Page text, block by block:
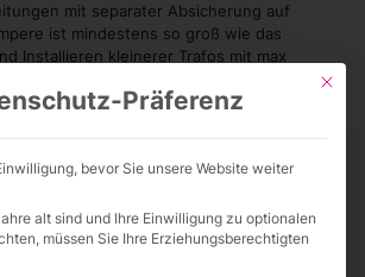
mit separater Absicherung auf
ist mindestens so groß wie das
Installieren kleinerer Trafos mit max
auf maximal 8 Ampere begrenzt und
haben wir alle Informationen in
Hier gibt’s auch noch
zu maximale Leitungslängen zwischen
Mit
Präferenz
bevor Sie unsere Website weiter
alt sind und Ihre Einwilligung zu optionalen
müssen Sie Ihre Erziehungsberechtigten